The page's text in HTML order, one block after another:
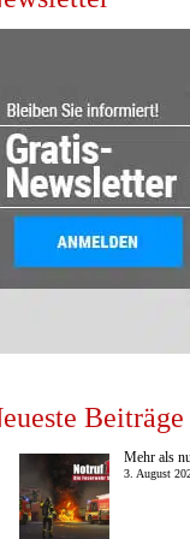
Beiträge
Mehr als
3. August